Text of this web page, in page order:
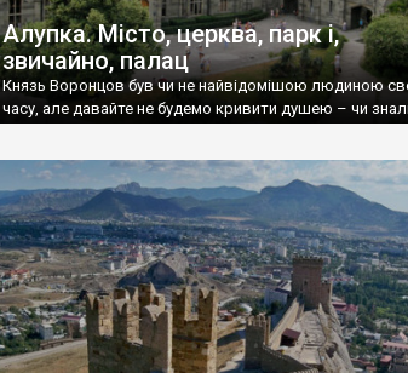
Алупка. Місто, церква, парк і,
звичайно, палац
Князь Воронцов був чи не найвідомішою людиною
часу, але давайте не будемо кривити душею – чи